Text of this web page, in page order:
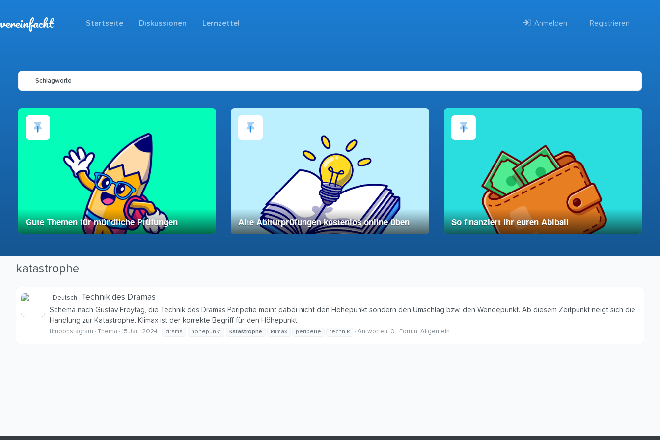
vereinfacht Startseite Diskussionen Lernzettel Anmelden Registrieren
Schlagworte
Gute Themen für mündliche Prüfungen Alte Abiturprüfungen kostenlos online üben So finanziert ihr euren Abiball
katastrophe
Deutsch Technik des Dramas
Schema nach Gustav Freytag, die Technik des Dramas Peripetie meint dabei nicht den Höhepunkt sondern den Umschlag bzw. den Wendepunkt. Ab diesem Zeitpunkt neigt sich die
Handlung zur Katastrophe. Klimax ist der korrekte Begriff für den Höhepunkt.
timoonstagram Thema 15 Jan. 2024 drama höhepunkt katastrophe klimax peripetie technik Antworten: 0 Forum: Allgemein